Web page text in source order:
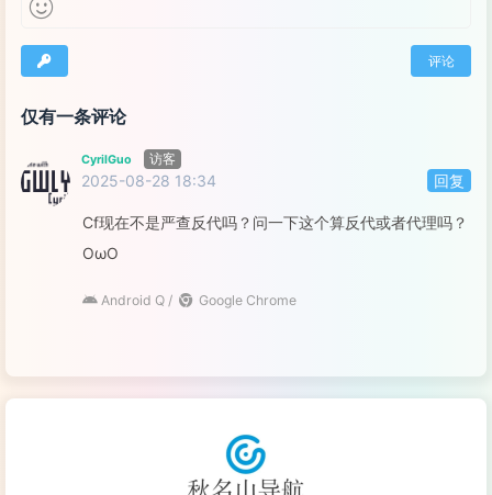
评论
登录
仅有一条评论
CyrilGuo 访客
2025-08-28 18:34 回复
Cf现在不是严查反代吗？问一下这个算反代或者代理吗？
OωO
Android Q / Google Chrome